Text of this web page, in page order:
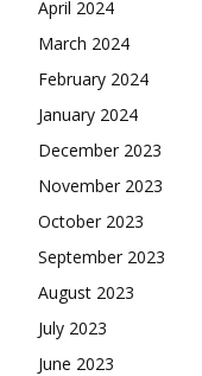
April 2024
March 2024
February 2024
January 2024
December 2023
November 2023
October 2023
September 2023
August 2023
July 2023
June 2023